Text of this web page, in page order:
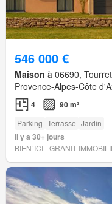
546 000 €
Maison à 06690,
Provence-Alpes-Côte
4 90 m²
Parking Terrasse Jardin
Il y a 30+ jours
BIEN´ICI - GRANIT-